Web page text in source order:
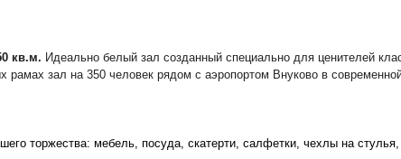
кв.м. Идеально белый зал созданный специально для ценителей
зал на 350 человек рядом с аэропортом Внуково в современной
торжества: мебель, посуда, скатерти, салфетки, чехлы на